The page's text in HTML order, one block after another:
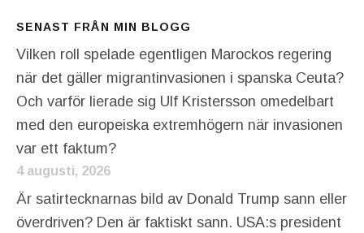
SENAST FRÅN MIN BLOGG
Vilken roll spelade egentligen Marockos regering
när det gäller migrantinvasionen i spanska Ceuta?
Och varför lierade sig Ulf Kristersson omedelbart
med den europeiska extremhögern när invasionen
var ett faktum?
4 augusti, 2026
Är satirtecknarnas bild av Donald Trump sann eller
överdriven? Den är faktiskt sann. USA:s president